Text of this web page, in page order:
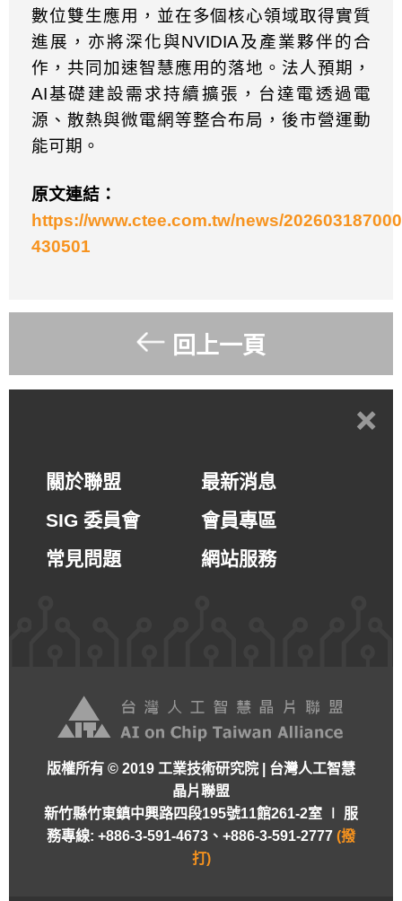
數位雙生應用，並在多個核心領域取得實質
進展，亦將深化與NVIDIA及產業夥伴的合
作，共同加速智慧應用的落地。法人預期，
AI基礎建設需求持續擴張，台達電透過電
源、散熱與微電網等整合布局，後市營運動
能可期。
原文連結：
https://www.ctee.com.tw/news/
430501
回上一頁
+
關於聯盟
最新消息
SIG 委員會
會員專區
常見問題
網站服務
版權所有 © 2019 工業技術研究院 | 台灣人工智慧
晶片聯盟
新竹縣竹東鎮中興路四段195號11館261-2室 ∣ 服
務專線: +886-3-591-4673、+886-3-591-2777 (撥
打)